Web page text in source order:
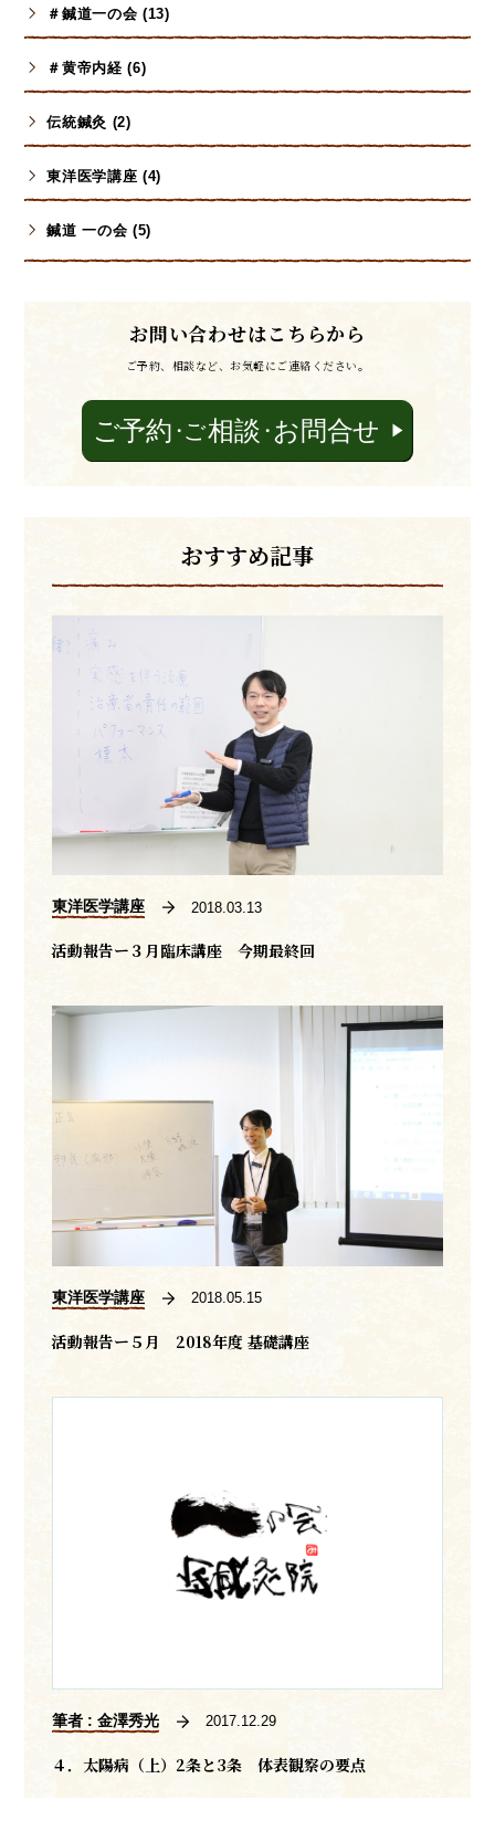
＃鍼道一の会 (13)
＃黄帝内経 (6)
伝統鍼灸 (2)
東洋医学講座 (4)
鍼道 一の会 (5)
お問い合わせはこちらから
ご予約、相談など、お気軽にご連絡ください。
おすすめ記事
東洋医学講座 2018.03.13
活動報告ー３月臨床講座 今期最終回
東洋医学講座 2018.05.15
活動報告ー５月 2018年度 基礎講座
筆者 : 金澤秀光 2017.12.29
４．太陽病（上）2条と3条 体表観察の要点